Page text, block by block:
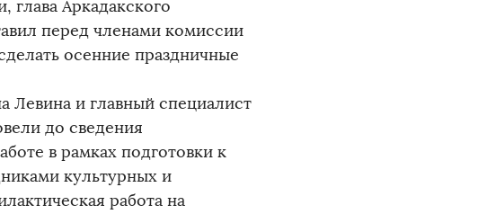
глава Аркадакского
перед членами комиссии
осенние праздничные
Левина и главный специалист
до сведения
в рамках подготовки к
культурных и
работа на